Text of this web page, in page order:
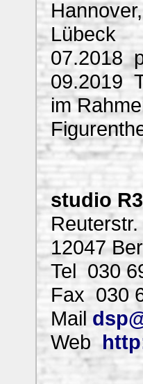
Lübeck
07.2018
09.2019
im
studio
Reuterstr.
12047
Tel 030
Fax 030
Mail
Web